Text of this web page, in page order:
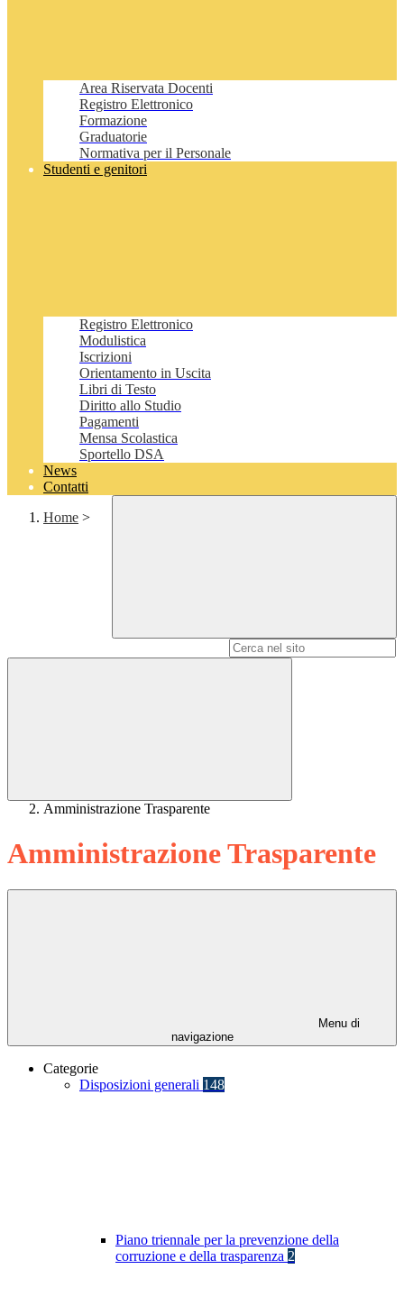
Area Riservata Docenti
Registro Elettronico
Formazione
Graduatorie
Normativa per il Personale
Studenti e genitori
Registro Elettronico
Modulistica
Iscrizioni
Orientamento in Uscita
Libri di Testo
Diritto allo Studio
Pagamenti
Mensa Scolastica
Sportello DSA
News
Contatti
Home >
Amministrazione Trasparente
Amministrazione Trasparente
Menu di
navigazione
Categorie
Disposizioni generali 148
Piano triennale per la prevenzione della
corruzione e della trasparenza 2